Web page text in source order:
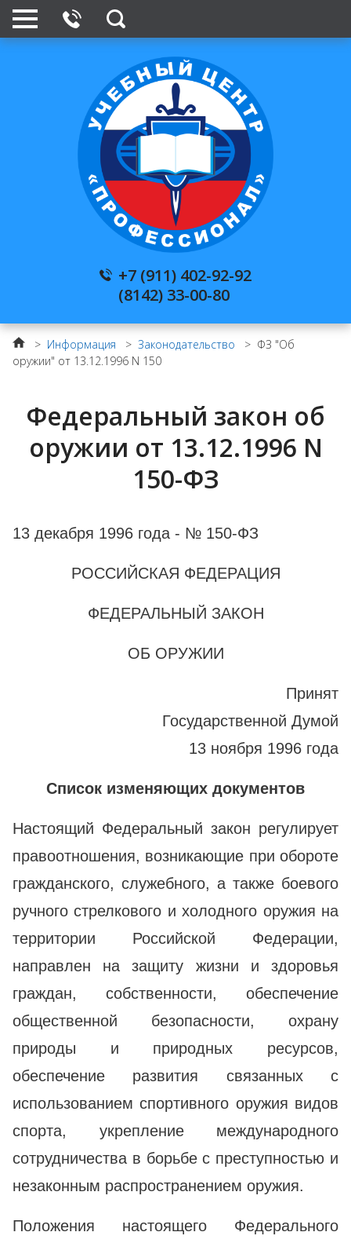
+7 (911) 402-92-92
(8142) 33-00-80
> Информация > Законодательство > ФЗ "Об
оружии" от 13.12.1996 N 150
Федеральный закон об
оружии от 13.12.1996 N
150-ФЗ
13 декабря 1996 года - № 150-ФЗ
РОССИЙСКАЯ ФЕДЕРАЦИЯ
ФЕДЕРАЛЬНЫЙ ЗАКОН
ОБ ОРУЖИИ
Принят
Государственной Думой
13 ноября 1996 года
Список изменяющих документов
Настоящий Федеральный закон регулирует
правоотношения, возникающие при обороте
гражданского, служебного, а также боевого
ручного стрелкового и холодного оружия на
территории Российской Федерации,
направлен на защиту жизни и здоровья
граждан, собственности, обеспечение
общественной безопасности, охрану
природы и природных ресурсов,
обеспечение развития связанных с
использованием спортивного оружия видов
спорта, укрепление международного
сотрудничества в борьбе с преступностью и
незаконным распространением оружия.
Положения настоящего Федерального